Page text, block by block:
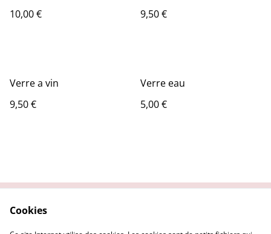
10,00 €
9,50 €
Verre a vin
9,50 €
Verre eau
5,00 €
Politique de
Politique de cookies
Cookies